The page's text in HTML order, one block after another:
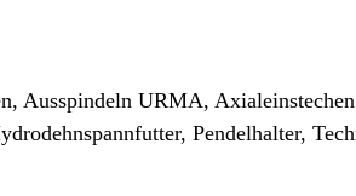
Ausspindeln URMA,
Pendelhalter,